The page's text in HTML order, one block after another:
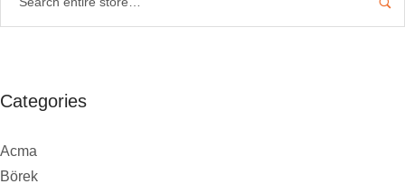
Categories
Acma
Börek